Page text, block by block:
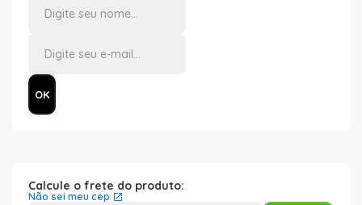
Calcule o frete do produto:
Não sei meu cep